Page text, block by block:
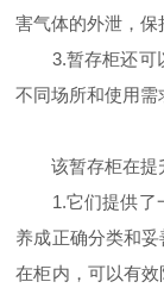
害气体的外泄，保
3.暂存柜还可以
不同场所和使用需
该暂存柜在提升
1.它们提供了一
养成正确分类和
在柜内，可以有